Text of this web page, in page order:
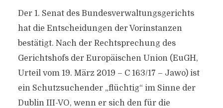
Der 1. Senat des Bundesverwaltungsgerichts
hat die Entscheidungen der Vorinstanzen
bestätigt. Nach der Rechtsprechung des
Gerichtshofs der Europäischen Union (EuGH,
Urteil vom 19. März 2019 – C 163/17 – Jawo) ist
ein Schutzsuchender „flüchtig“ im Sinne der
Dublin III-VO, wenn er sich den für die